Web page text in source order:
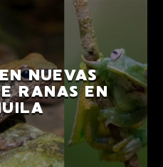
NUEVAS
RANAS EN